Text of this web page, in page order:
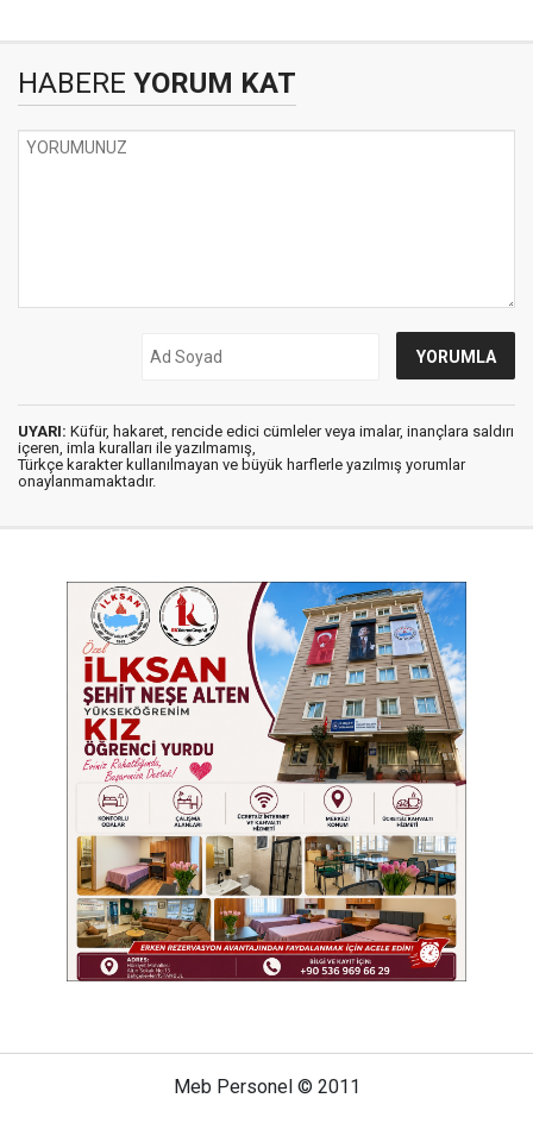
HABERE YORUM KAT
UYARI: Küfür, hakaret, rencide edici cümleler veya imalar, inançlara saldırı
içeren, imla kuralları ile yazılmamış,
Türkçe karakter kullanılmayan ve büyük harflerle yazılmış yorumlar
onaylanmamaktadır.
Meb Personel © 2011